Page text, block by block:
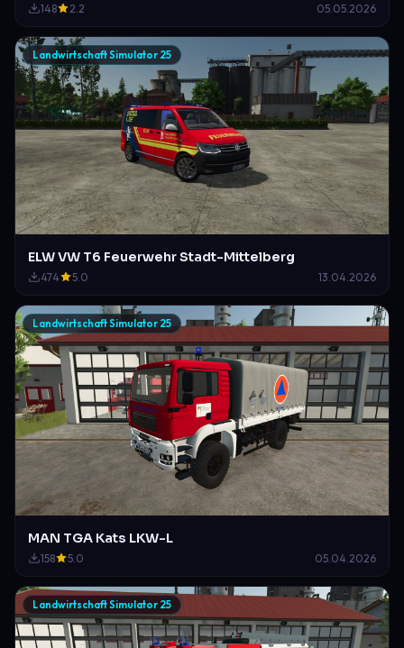
148 2.2 05.05.2026
Landwirtschaft Simulator 25
ELW VW T6 Feuerwehr Stadt-Mittelberg
474 5.0 13.04.2026
Landwirtschaft Simulator 25
MAN TGA Kats LKW-L
158 5.0 05.04.2026
Landwirtschaft Simulator 25